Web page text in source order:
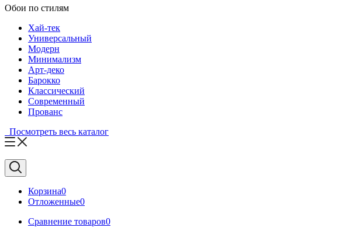
Обои по стилям
Хай-тек
Универсальный
Модерн
Минимализм
Арт-деко
Барокко
Классический
Современный
Прованс
Посмотреть весь каталог
Корзина0
Отложенные0
Сравнение товаров0